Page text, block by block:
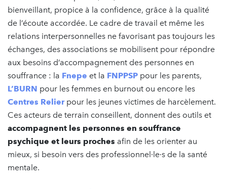
bienveillant, propice à la confidence, grâce à la qualité
de l’écoute accordée. Le cadre de travail et même les
relations interpersonnelles ne favorisant pas toujours les
échanges, des associations se mobilisent pour répondre
aux besoins d’accompagnement des personnes en
souffrance : la Fnepe et la FNPPSP pour les parents,
L’BURN pour les femmes en burnout ou encore les
Centres Relierpour les jeunes victimes de harcèlement.
Ces acteurs de terrain conseillent, donnent des outils et
accompagnent les personnes en souffrance
psychique et leurs proches afin de les orienter au
mieux, si besoin vers des professionnel·le·s de la santé
mentale.